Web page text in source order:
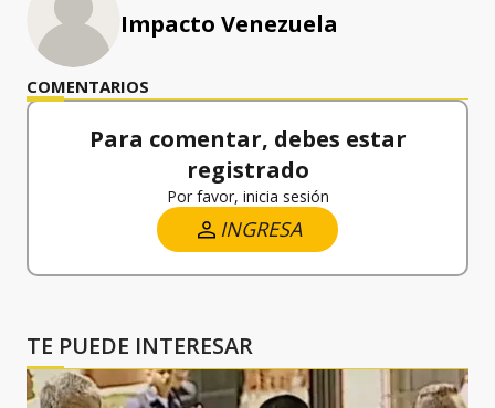
Impacto Venezuela
COMENTARIOS
Para comentar, debes estar
registrado
Por favor, inicia sesión
INGRESA
TE PUEDE INTERESAR